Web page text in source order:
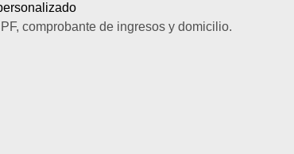
comprobante de ingresos y domicilio.